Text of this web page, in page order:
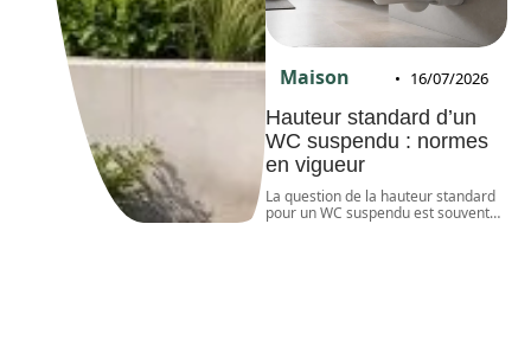
Maison 16/07/2026
Hauteur standard d’un
WC suspendu : normes
en vigueur
La question de la hauteur standard
pour un WC suspendu est souvent…